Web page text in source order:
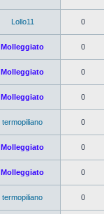
Lollo11 0
Molleggiato 0
Molleggiato 0
Molleggiato 0
termopiliano 0
Molleggiato 0
Molleggiato 0
termopiliano 0